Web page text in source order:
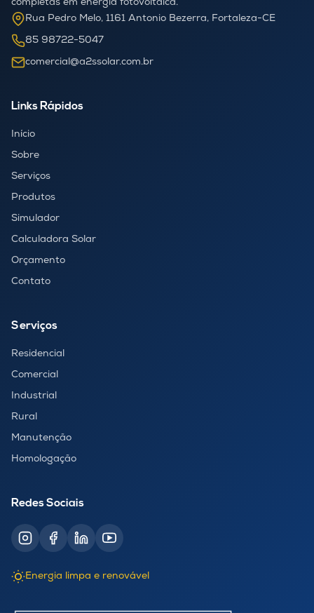
completas em energia fotovoltaica.
Rua Pedro Melo, 1161 Antonio Bezerra, Fortaleza-CE
85 98722-5047
comercial@a2ssolar.com.br
Links Rápidos
Início
Sobre
Serviços
Produtos
Simulador
Calculadora Solar
Orçamento
Contato
Serviços
Residencial
Comercial
Industrial
Rural
Manutenção
Homologação
Redes Sociais
Energia limpa e renovável